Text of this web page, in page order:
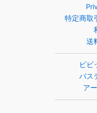
特定商取
送
ビビ
パス
ア